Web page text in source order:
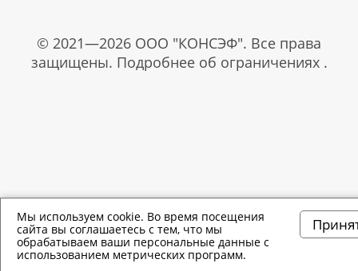
© 2021—2026 ООО "КОНСЭФ". Все права
защищены. Подробнее об ограничениях .
Мы используем cookie. Во время посещения
сайта вы соглашаетесь с тем, что мы
обрабатываем ваши персональные данные с
использованием метрических программ.